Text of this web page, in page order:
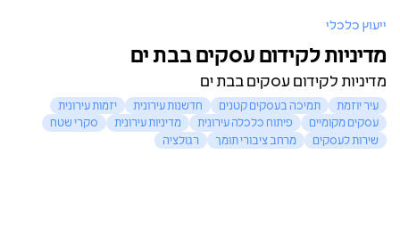
ייעוץ כלכלי
מדיניות לקידום עסקים בבת ים
מדיניות לקידום עסקים בבת ים
עיר יוזמת תמיכה בעסקים קטנים חדשנות עירונית
יזמות עירונית
עסקים מקומיים
פיתוח כלכלה עירונית מדיניות עירונית
סקרי שטח
שירות לעסקים
מרחב ציבורי תומך רגולציה